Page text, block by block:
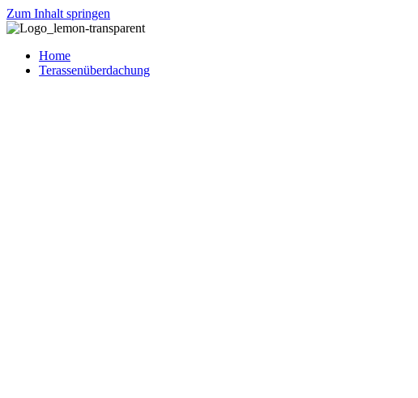
Zum Inhalt springen
Home
Terassenüberdachung